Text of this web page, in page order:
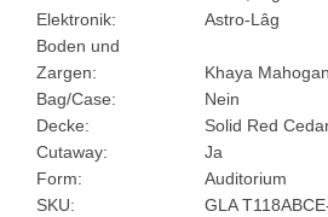
Elektronik:
Astro-Lâg
Boden und
Zargen:
Khaya
Bag/Case:
Nein
Decke:
Solid Red
Cutaway:
Ja
Form:
Auditorium
SKU:
GLA